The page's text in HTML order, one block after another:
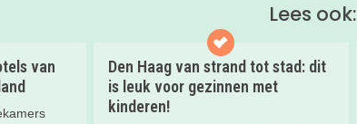
Lees ook:
van
Den Haag van strand tot stad: dit
is leuk voor gezinnen met
kinderen!